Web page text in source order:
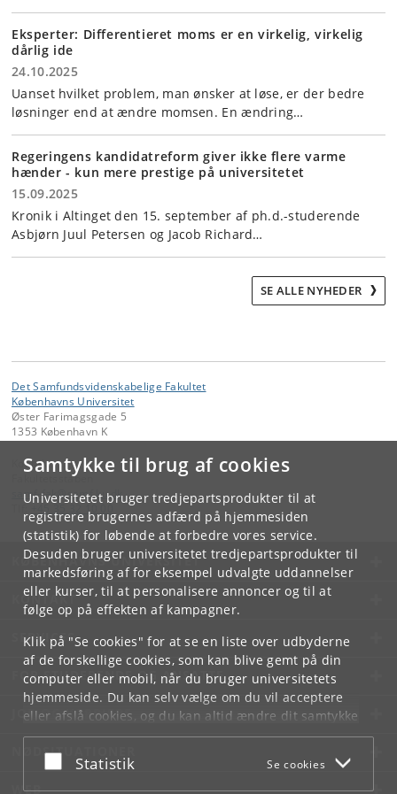
Samtykke til brug af cookies
Universitetet bruger tredjepartsprodukter til at
registrere brugernes adfærd på hjemmesiden
(statistik) for løbende at forbedre vores service.
Desuden bruger universitetet tredjepartsprodukter til
markedsføring af for eksempel udvalgte uddannelser
eller kurser, til at personalisere annoncer og til at
følge op på effekten af kampagner.
Klik på "Se cookies" for at se en liste over udbyderne
af de forskellige cookies, som kan blive gemt på din
computer eller mobil, når du bruger universitetets
hjemmeside. Du kan selv vælge om du vil acceptere
eller afslå cookies, og du kan altid ændre dit samtykke
underCookie- og privatlivspolitiksom du finder i
bunden af hver side.
Acceptér eller afslå
Statistik Se cookies
Eksperter: Differentieret moms er en virkelig, virkelig
dårlig ide
24.10.2025
Uanset hvilket problem, man ønsker at løse, er der bedre
løsninger end at ændre momsen. En ændring…
Regeringens kandidatreform giver ikke flere varme
hænder - kun mere prestige på universitetet
15.09.2025
Kronik i Altinget den 15. september af ph.d.-studerende
Asbjørn Juul Petersen og Jacob Richard…
SE ALLE NYHEDER
Det Samfundsvidenskabelige Fakultet
Københavns Universitet
Øster Farimagsgade 5
1353 København K
Kontakt:
Fakultetsstaben
samf-fak @samf.ku.dk
KØBENHAVNS UNIVERSITET
KONTAKT
SERVICES
FOR STUDERENDE OG ANSATTE
JOB OG KARRIERE
NØDSITUATIONER
WEB